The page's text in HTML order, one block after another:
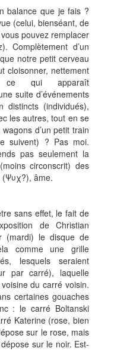
balance que je fais ?
(celui, bienséant, de
pouvez remplacer
Complètement d’un
notre petit cerveau
cloisonner, nettement
qui apparaît
suite d’événements
(individués),
les autres, tout en se
d’un petit train
suivent) ? Pas moi.
pas seulement la
circonscrit) des
(Ψυχ?), âme.
sans effet, le fait de
de Christian
(mardi) le disque de
comme une grille
lesquels seraient
par carré), laquelle
du carré voisin.
certaines gouaches
: le carré Boltanski
Katerine (rose, bien
sur le rose, mais
sur le noir. Est-